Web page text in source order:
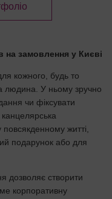
на замовлення у Києві
кожного, будь то
людина. У ньому зручно
чи фіксувати
житті,
подарунок або для
дозволяє створити
корпоративну